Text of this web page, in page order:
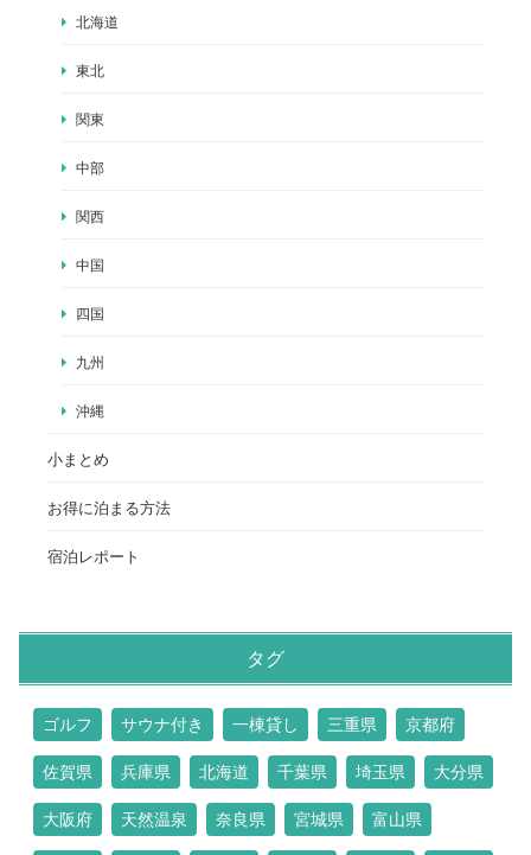
北海道
東北
関東
中部
関西
中国
四国
九州
沖縄
小まとめ
お得に泊まる方法
宿泊レポート
タグ
ゴルフ サウナ付き 一棟貸し 三重県 京都府
佐賀県 兵庫県 北海道 千葉県 埼玉県 大分県
大阪府 天然温泉 奈良県 宮城県 富山県